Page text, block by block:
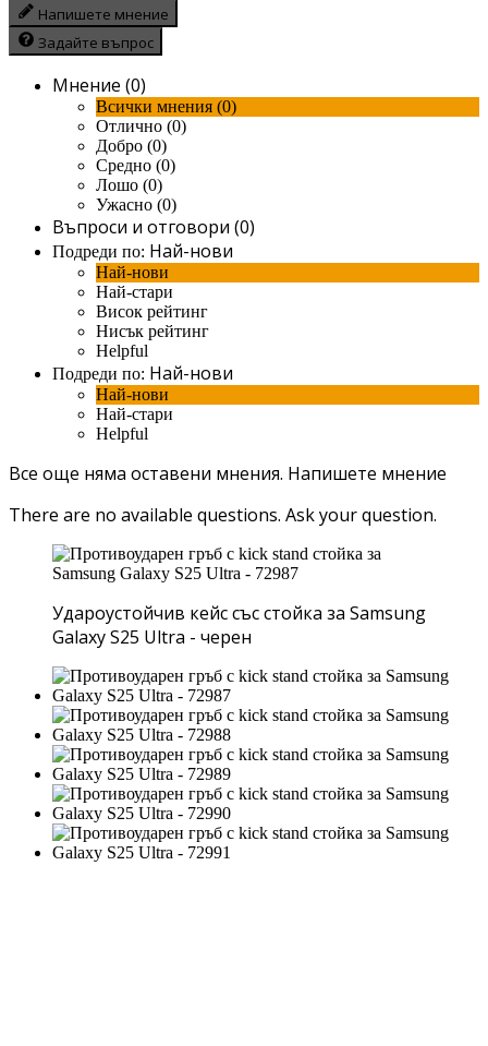
Напишете мнение
Задайте въпрос
Мнение (0)
Всички мнения (0)
Отлично (0)
Добро (0)
Средно (0)
Лошо (0)
Ужасно (0)
Въпроси и отговори (0)
Подреди по: Най-нови
Най-нови
Най-стари
Висок рейтинг
Нисък рейтинг
Helpful
Подреди по: Най-нови
Най-нови
Най-стари
Helpful
Все още няма оставени мнения. Напишете мнение
There are no available questions. Ask your question.
Удароустойчив кейс със стойка за Samsung
Galaxy S25 Ultra - черен